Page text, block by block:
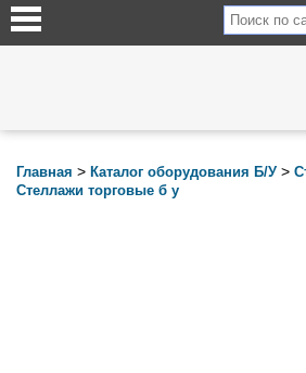
Главная > Каталог оборудования Б/У >
Стеллажи торговые б у